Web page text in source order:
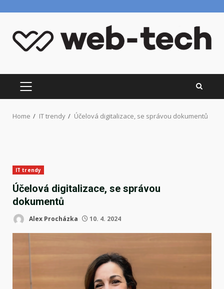
content
PRIMARY
MENU
Home IT trendy Účelová digitalizace, se správou dokumentů
IT trendy
Účelová digitalizace, se správou
dokumentů
Alex Procházka 10. 4. 2024